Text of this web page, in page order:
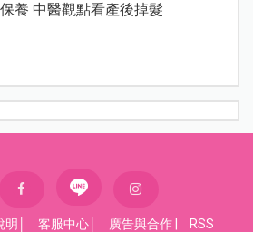
養 中醫觀點看產後掉髮
明 客服中心 廣告與合作 RSS